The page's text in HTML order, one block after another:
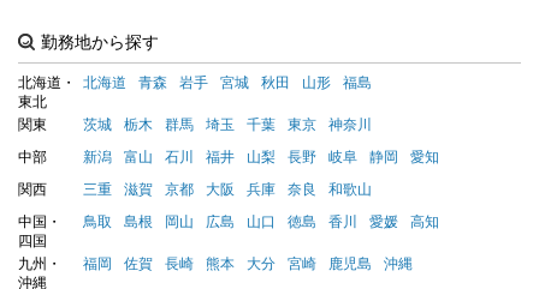
勤務地から探す
北海道・
東北
北海道 青森 岩手 宮城 秋田 山形 福島
関東 茨城 栃木 群馬 埼玉 千葉 東京
神奈川
中部
新潟 富山 石川 福井 山梨 長野 岐阜 静岡
愛知
関西
三重 滋賀 京都 大阪 兵庫 奈良
和歌山
中国・
四国
鳥取 島根 岡山 広島 山口 徳島 香川 愛媛 高知
九州・
沖縄
福岡 佐賀 長崎 熊本 大分 宮崎 鹿児島 沖縄